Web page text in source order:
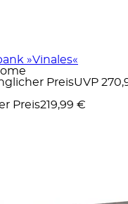
»Vinales«
PreisUVP
Preis219,99 €